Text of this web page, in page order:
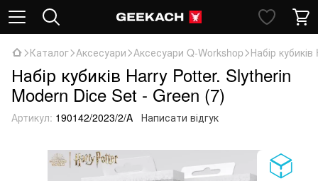
Каталог Аксесуари Аксесуари Q-Workshop Набір
Набір кубиків Harry Potter. Slytherin
Modern Dice Set - Green (7)
Артикул: 190142/2023/2/A Написати відгук